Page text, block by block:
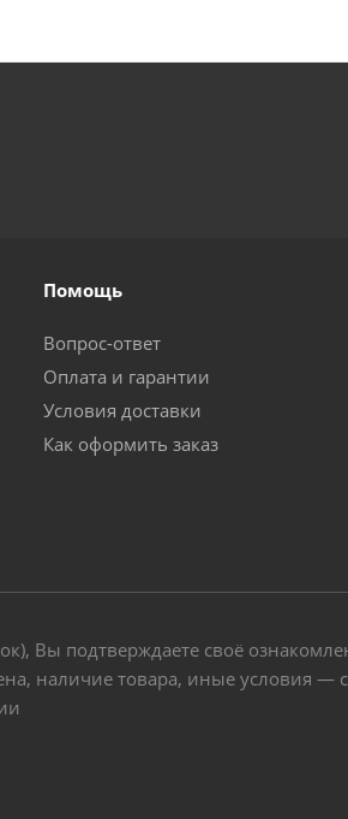
Помощь
Вопрос-ответ
Оплата и гарантии
Условия доставки
Как оформить заказ
Вы подтверждаете своё
наличие товара, иные условия —